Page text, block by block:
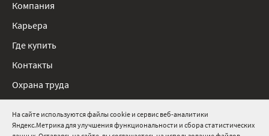
На сайте используются файлы cookie и сервис веб-аналитики
Яндекс.Метрика для улучшения функциональности и сбора статистических
8 800 511 91 82
Компания
Карьера
Где купить
Контакты
Охрана труда